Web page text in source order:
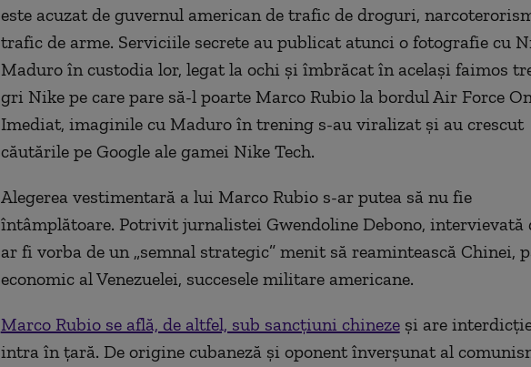
este acuzat de guvernul american de trafic de droguri,
trafic de arme. Serviciile secrete au publicat atunci o fotografie cu
Maduro în custodia lor, legat la ochi şi îmbrăcat în acelaşi faimos
gri Nike pe care pare să-l poarte Marco Rubio la bordul Air Force
Imediat, imaginile cu Maduro în trening s-au viralizat şi au crescut
căutările pe Google ale gamei Nike Tech.
Alegerea vestimentară a lui Marco Rubio s-ar putea să nu fie
întâmplătoare. Potrivit jurnalistei Gwendoline Debono, intervievată
ar fi vorba de un „semnal strategic” menit să reamintească Chinei,
economic al Venezuelei, succesele militare americane.
Marco Rubio se află, de altfel, sub sancţiuni chinezeşi are
intra în ţară. De origine cubaneză şi oponent înverşunat al